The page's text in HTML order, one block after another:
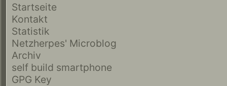
Startseite
Kontakt
Statistik
Netzherpes' Microblog
Archiv
self build smartphone
GPG Key